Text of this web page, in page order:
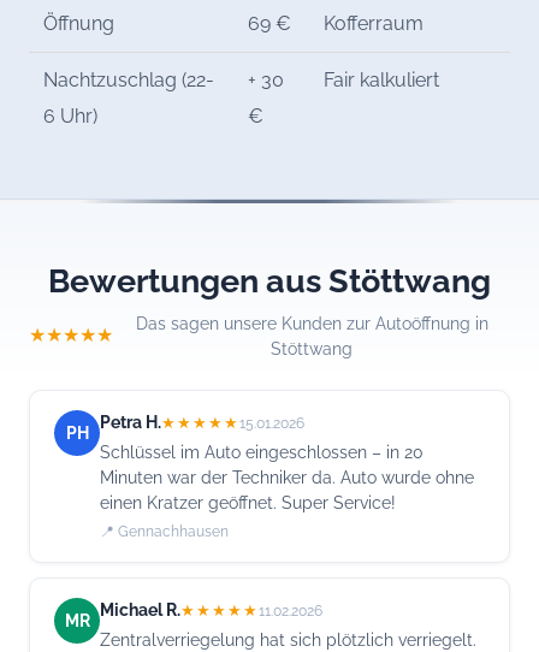
Öffnung
69 €
Kofferraum
Nachtzuschlag (22-
6 Uhr)
+ 30
€
Fair kalkuliert
Bewertungen aus Stöttwang
★★★★★
Das sagen unsere Kunden zur Autoöffnung in
Stöttwang
PH
Petra H.★★★★★15.01.2026
Schlüssel im Auto eingeschlossen – in 20
Minuten war der Techniker da. Auto wurde ohne
einen Kratzer geöffnet. Super Service!
📍 Gennachhausen
MR
Michael R.★★★★★11.02.2026
Zentralverriegelung hat sich plötzlich verriegelt.